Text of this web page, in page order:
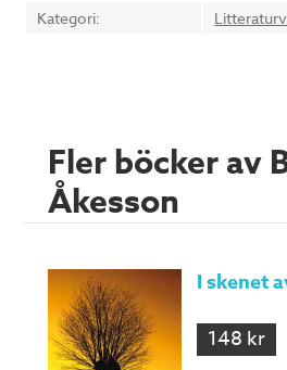
Kategori:
Fler böcker av
Åkesson
I skenet
148 kr